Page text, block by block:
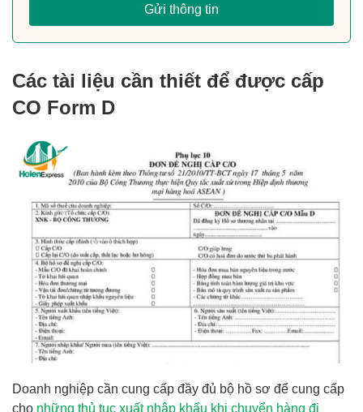
Gửi thông tin
Các tài liệu cần thiết để được cấp
CO Form D
Doanh nghiệp cần cung cấp đầy đủ bộ hồ sơ để cung cấp
cho những thủ tục xuất nhập khẩu khi chuyển hàng đi